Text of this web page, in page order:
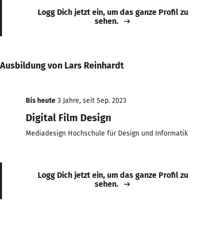
Logg Dich jetzt ein, um das ganze Profil zu
sehen.
Ausbildung von Lars Reinhardt
Bis heute 3 Jahre, seit Sep. 2023
Digital Film Design
Mediadesign Hochschule für Design und Informatik
Logg Dich jetzt ein, um das ganze Profil zu
sehen.